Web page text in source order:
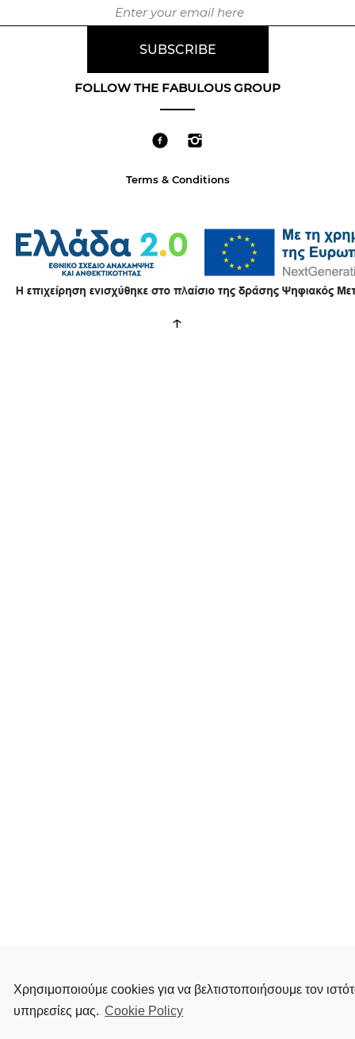
FOLLOW THE FABULOUS GROUP
Terms & Conditions
↑
Χρησιμοποιούμε cookies για να βελτιστοποιήσουμε τον
υπηρεσίες μας. Cookie Policy